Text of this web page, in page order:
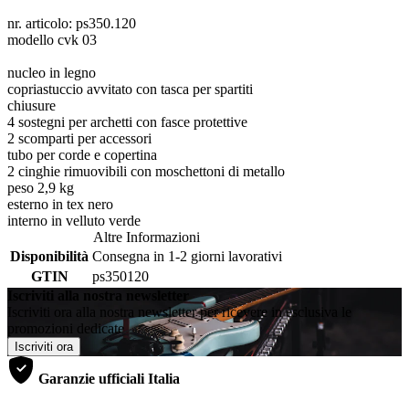
nr. articolo: ps350.120
modello cvk 03
nucleo in legno
copriastuccio avvitato con tasca per spartiti
chiusure
4 sostegni per archetti con fasce protettive
2 scomparti per accessori
tubo per corde e copertina
2 cinghie rimuovibili con moschettoni di metallo
peso 2,9 kg
esterno in tex nero
interno in velluto verde
Altre Informazioni
Disponibilità Consegna in 1-2 giorni lavorativi
GTIN
ps350120
Iscriviti alla nostra newsletter
Iscriviti ora alla nostra newsletter per ricevere in esclusiva le
promozioni dedicate
Iscriviti ora
Garanzie ufficiali Italia